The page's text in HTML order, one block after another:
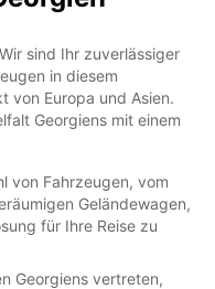
sind Ihr zuverlässiger
in diesem
von Europa und Asien.
Georgiens mit einem
von Fahrzeugen, vom
Geländewagen,
für Ihre Reise zu
Georgiens vertreten,